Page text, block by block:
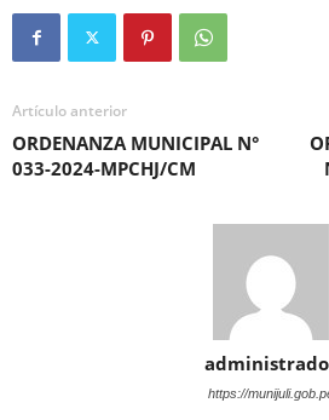
Artículo anterior
ORDENANZA MUNICIPAL N°
033-2024-MPCHJ/CM
https://